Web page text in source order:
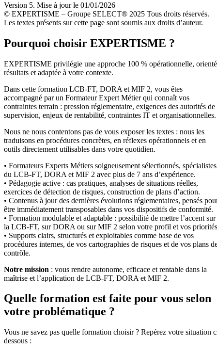
Version 5. Mise à jour le 01/01/2026
© EXPERTISME – Groupe SELECT® 2025 Tous droits réservés.
Les textes présents sur cette page sont soumis aux droits d’auteur.
Pourquoi choisir EXPERTISME ?
EXPERTISME privilégie une approche 100 % opérationnelle,
résultats et adaptée à votre contexte.
Dans cette formation LCB-FT, DORA et MIF 2, vous êtes
accompagné par un Formateur Expert Métier qui connaît vos
contraintes terrain : pression réglementaire, exigences des autorités de
supervision, enjeux de rentabilité, contraintes IT et organisationnelles.
Nous ne nous contentons pas de vous exposer les textes : nous les
traduisons en procédures concrètes, en réflexes opérationnels et en
outils directement utilisables dans votre quotidien.
• Formateurs Experts Métiers soigneusement sélectionnés, spécialistes
du LCB-FT, DORA et MIF 2 avec plus de 7 ans d’expérience.
• Pédagogie active : cas pratiques, analyses de situations réelles,
exercices de détection de risques, construction de plans d’action.
• Contenus à jour des dernières évolutions réglementaires, pensés
être immédiatement transposables dans vos dispositifs de conformité.
• Formation modulable et adaptable : possibilité de mettre l’accent sur
la LCB-FT, sur DORA ou sur MIF 2 selon votre profil et vos
• Supports clairs, structurés et exploitables comme base de vos
procédures internes, de vos cartographies de risques et de vos plans
contrôle.
Notre mission : vous rendre autonome, efficace et rentable dans la
maîtrise et l’application de LCB-FT, DORA et MIF 2.
Quelle formation est faite pour vous selon
votre problématique ?
Vous ne savez pas quelle formation choisir ? Repérez votre situation
dessous :